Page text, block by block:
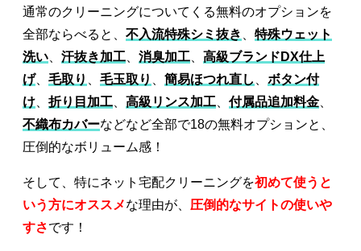
通常のクリーニングについてくる無料のオプションを
全部ならべると、 不入流特殊シミ抜き
特殊ウェット
洗い
汗抜き加工 消臭加工
高級ブランドDX仕上
げ、 毛取り 毛玉取り 簡易ほつれ直し
ボタン付
け
折り目加工 高級リンス加工 付属品追加料金
不織布カバーなどなど全部で18の無料オプションと、
圧倒的なボリューム感！
そして、特にネット宅配クリーニングを初めて使うと
いう方にオススメな理由が、 圧倒的なサイトの使いや
すさです！